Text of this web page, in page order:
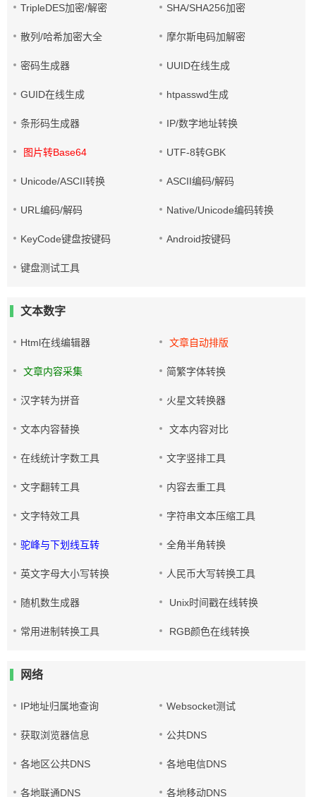
TripleDES加密/解密 SHA/SHA256加密
散列/哈希加密大全 摩尔斯电码加解密
密码生成器 UUID在线生成
GUID在线生成 htpasswd生成
条形码生成器 IP/数字地址转换
图片转Base64 UTF-8转GBK
Unicode/ASCII转换 ASCII编码/解码
URL编码/解码 Native/Unicode编码转换
KeyCode键盘按键码 Android按键码
键盘测试工具
文本数字
Html在线编辑器 文章自动排版
文章内容采集 简繁字体转换
汉字转为拼音 火星文转换器
文本内容替换 文本内容对比
在线统计字数工具 文字竖排工具
文字翻转工具 内容去重工具
文字特效工具 字符串文本压缩工具
驼峰与下划线互转 全角半角转换
英文字母大小写转换 人民币大写转换工具
随机数生成器 Unix时间戳在线转换
常用进制转换工具 RGB颜色在线转换
网络
IP地址归属地查询 Websocket测试
获取浏览器信息 公共DNS
各地区公共DNS 各地电信DNS
各地联通DNS 各地移动DNS